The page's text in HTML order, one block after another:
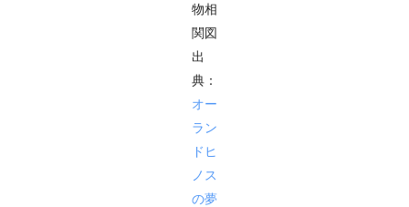
物相
関図
出
典：
オー
ラン
ドヒ
ノス
の夢